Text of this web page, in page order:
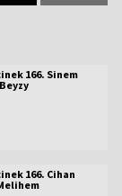
166. Sinem
166. Cihan